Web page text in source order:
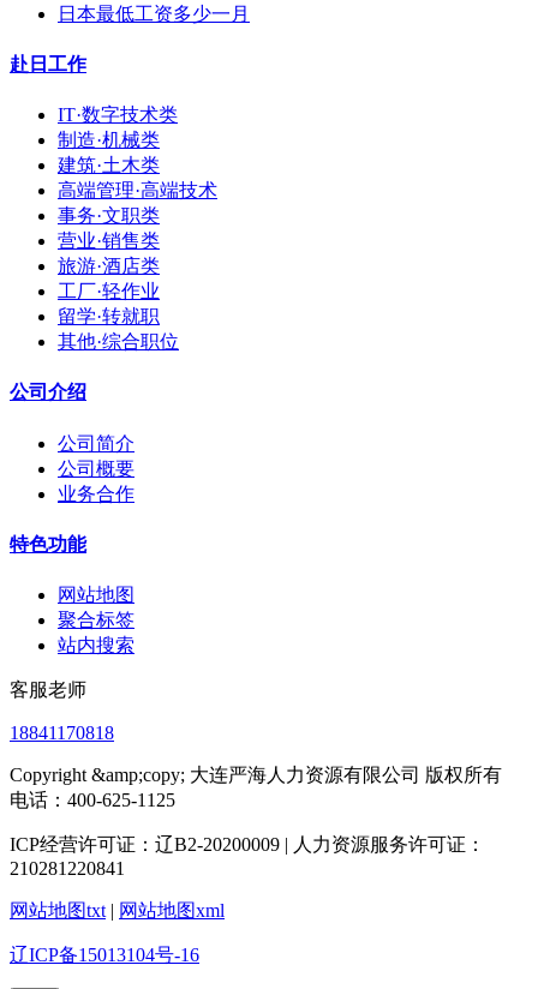
日本最低工资多少一月
赴日工作
IT·数字技术类
制造·机械类
建筑·土木类
高端管理·高端技术
事务·文职类
营业·销售类
旅游·酒店类
工厂·轻作业
留学·转就职
其他·综合职位
公司介绍
公司简介
公司概要
业务合作
特色功能
网站地图
聚合标签
站内搜索
客服老师
18841170818
Copyright &amp;copy; 大连严海人力资源有限公司 版权所有
电话：400-625-1125
ICP经营许可证：辽B2-20200009 | 人力资源服务许可证：
210281220841
网站地图txt | 网站地图xml
辽ICP备15013104号-16